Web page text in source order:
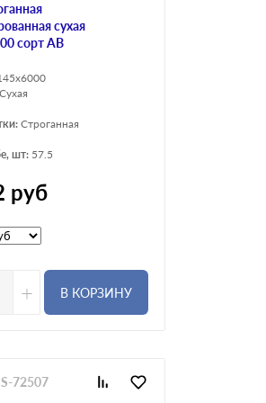
сухая
сорт АВ
Сухая
Строганная
шт: 57.5
руб
+ В КОРЗИНУ
72507